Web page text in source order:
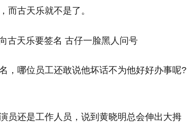
而古天乐就不是了。
，哪位员工还敢说他坏话不为他好好办事呢?
员还是工作人员，说到黄晓明总会伸出大拇